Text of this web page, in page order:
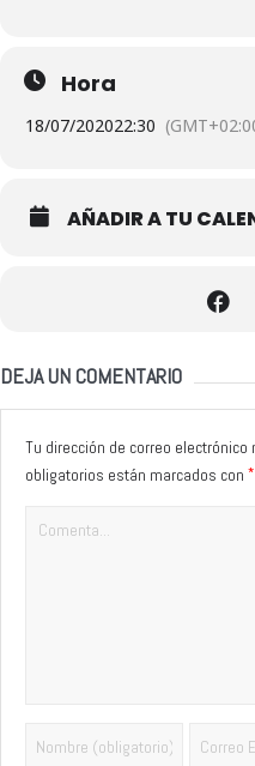
Hora
18/07/202022:30
AÑADIR A TU
DEJA UN COMENTARIO
Tu dirección de correo electrónico
obligatorios están marcados con *